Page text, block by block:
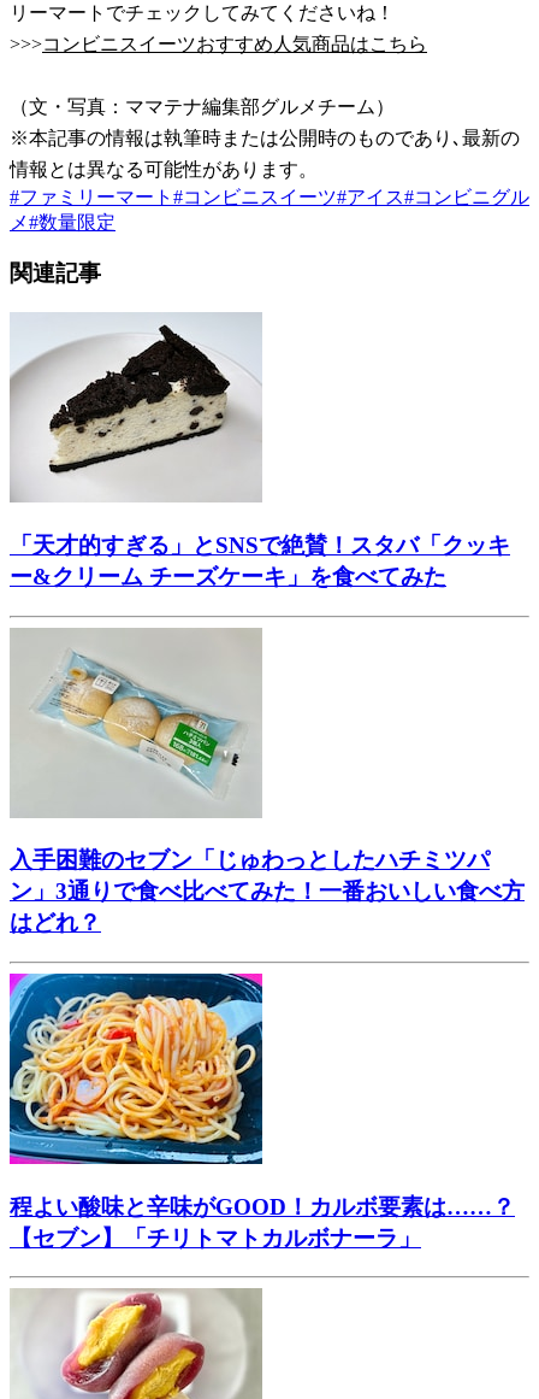
リーマートでチェックしてみてくださいね！
>>>コンビニスイーツおすすめ人気商品はこちら
（文・写真：ママテナ編集部グルメチーム）
※本記事の情報は執筆時または公開時のものであり､最新の
情報とは異なる可能性があります。
#ファミリーマート #コンビニスイーツ#アイス#コンビニグル
メ#数量限定
関連記事
「天才的すぎる」とSNSで絶賛！スタバ「クッキ
ー&クリーム チーズケーキ」を食べてみた
入手困難のセブン「じゅわっとしたハチミツパ
ン」3通りで食べ比べてみた！一番おいしい食べ方
はどれ？
程よい酸味と辛味がGOOD！カルボ要素は……？
【セブン】「チリトマトカルボナーラ」